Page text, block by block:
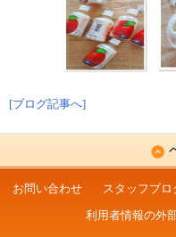
[ブログ記事へ]
お問い合わせ スタッフブロ
利用者情報の外